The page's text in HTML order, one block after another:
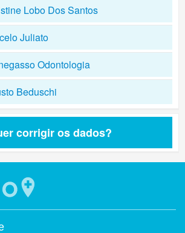
Lobo Dos Santos
Juliato
Odontologia
Beduschi
corrigir os dados?